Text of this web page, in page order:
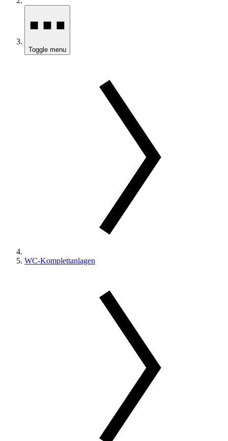
Toggle menu
WC-Komplettanlagen